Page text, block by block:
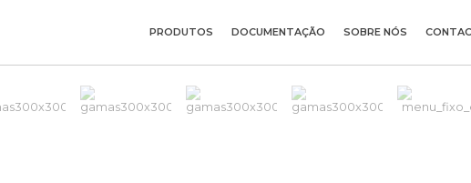
PRODUTOS DOCUMENTAÇÃO SOBRE NÓS